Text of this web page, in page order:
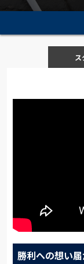
ス
勝利への想い